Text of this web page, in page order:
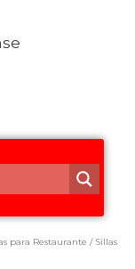
para Restaurante / Sillas